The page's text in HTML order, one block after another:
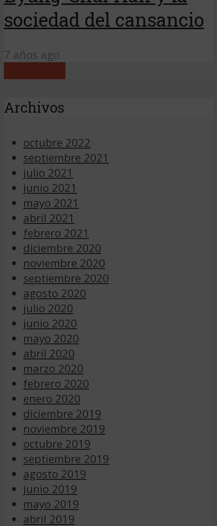
sociedad del cansancio
7 años ago
Archivos
octubre 2022
septiembre 2021
julio 2021
junio 2021
mayo 2021
abril 2021
febrero 2021
diciembre 2020
noviembre 2020
septiembre 2020
agosto 2020
julio 2020
junio 2020
mayo 2020
abril 2020
marzo 2020
febrero 2020
enero 2020
diciembre 2019
noviembre 2019
octubre 2019
septiembre 2019
agosto 2019
junio 2019
mayo 2019
abril 2019